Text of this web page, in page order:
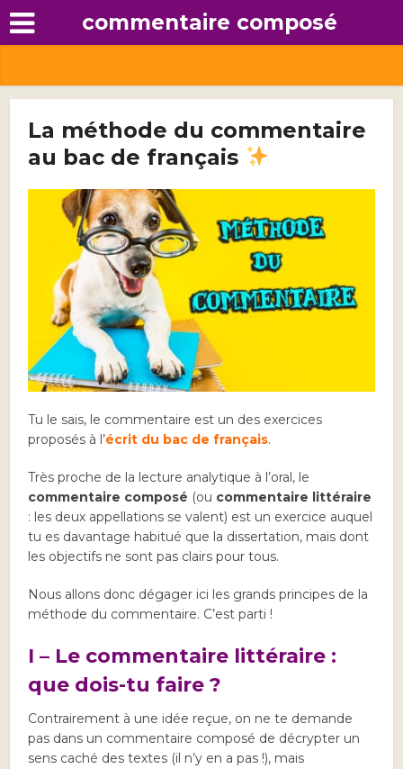
commentaire composé
La méthode du commentaire
au bac de français
Tu le sais, le commentaire est un des exercices
proposés à l’écrit du bac de français.
Très proche de la lecture analytique à l’oral, le
commentaire composé (ou commentaire littéraire
: les deux appellations se valent) est un exercice auquel
tu es davantage habitué que la dissertation, mais dont
les objectifs ne sont pas clairs pour tous.
Nous allons donc dégager ici les grands principes de la
méthode du commentaire. C’est parti !
I – Le commentaire littéraire :
que dois-tu faire ?
Contrairement à une idée reçue, on ne te demande
pas dans un commentaire composé de décrypter un
sens caché des textes (il n’y en a pas !), mais